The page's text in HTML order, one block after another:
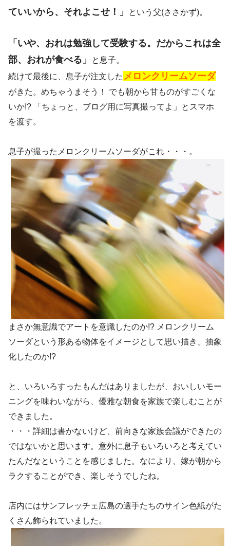
ていいから、それよこせ！」
という父(ささかず)。
「いや、おれは勉強して受験する。だからこれは全
部、おれが食べる」
と息子。
続けて最後に、息子が注文した メロンクリームソーダ
がきた。めちゃうまそう！ でも朝から甘ものがすごくな
いか!? 「ちょっと、ブログ用に写真撮ってよ」とスマホ
を渡す。
息子が撮ったメロンクリームソーダがこれ・・・。
まさか無意識でアートを意識したのか!? メロンクリーム
ソーダという形ある物体をイメージとして思い描き、抽象
化したのか!?
と、いろいろすったもんだはありましたが、おいしいモー
ニングを味わいながら、優雅な朝食を家族で楽しむことが
できました。
・・・詳細は書かないけど、前向きな家族会議ができたの
ではないかと思います。意外に息子もいろいろと考えてい
たんだなということを感じました。なにより、嫁が朝から
ラクすることができ、楽しそうでしたね。
店内にはサンフレッチェ広島の選手たちのサイン色紙がた
くさん飾られていました。